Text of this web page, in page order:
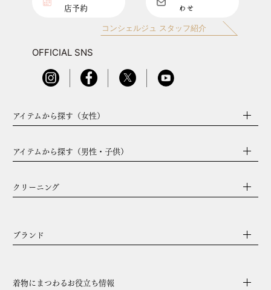
店予約
わせ
コンシェルジュ スタッフ紹介
OFFICIAL SNS
アイテムから探す（女性）
アイテムから探す（男性・子供）
クリーニング
ブランド
着物にまつわるお役立ち情報